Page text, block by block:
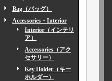
Bag（バッグ）
Accessories・Interior
Interior（インテリ
ア）
Accessories（アク
セサリー）
Key Holder（キー
ホルダー）